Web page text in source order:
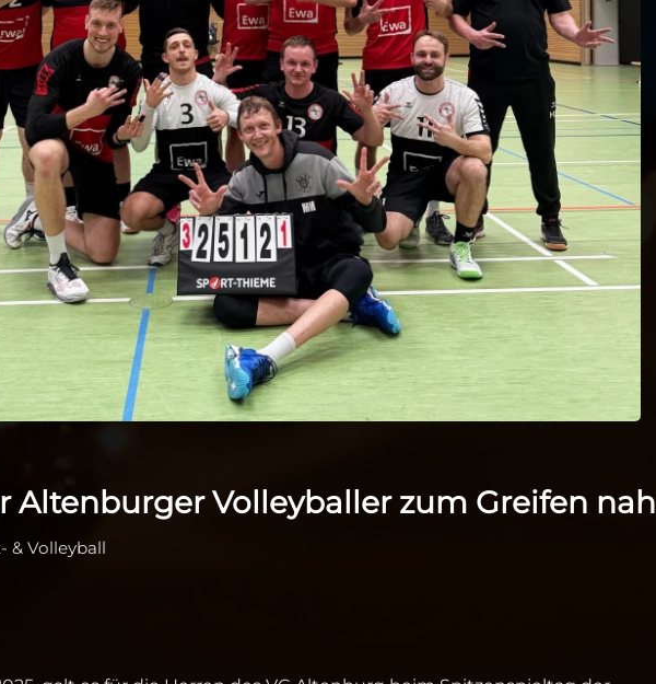
Altenburger Volleyballer zum Greifen nah
& Volleyball